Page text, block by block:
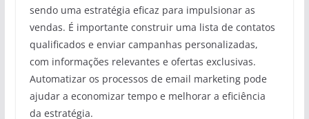
sendo uma estratégia eficaz para impulsionar as
vendas. É importante construir uma lista de contatos
qualificados e enviar campanhas personalizadas,
com informações relevantes e ofertas exclusivas.
Automatizar os processos de email marketing pode
ajudar a economizar tempo e melhorar a eficiência
da estratégia.